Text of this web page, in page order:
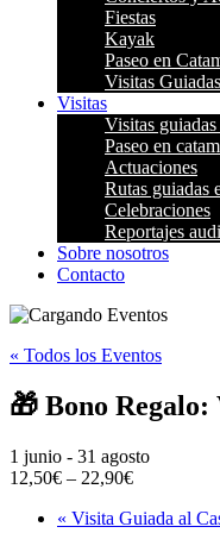
Fiestas
Kayak
Paseo en
Visitas Guiadas
Visitas
Visitas guiadas
Paseo en
Actuaciones
Rutas guiadas
Celebraciones
Reportajes
Sobre nosotros
Contacto
« Todos los Eventos
🎁 Bono
1 junio - 31 agosto
12,50€ – 22,90€
« Visita Guiada al